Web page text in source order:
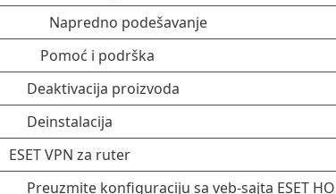
Napredno podešavanje
Pomoć i podrška
Deaktivacija proizvoda
Deinstalacija
ESET VPN za ruter
Preuzmite konfiguraciju sa veb-sajta ESET